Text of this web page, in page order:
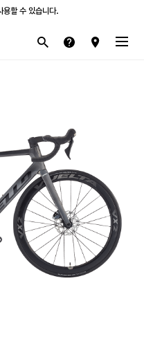
용할 수 있습니다.
할부 행사를 진행하고 있습니다.